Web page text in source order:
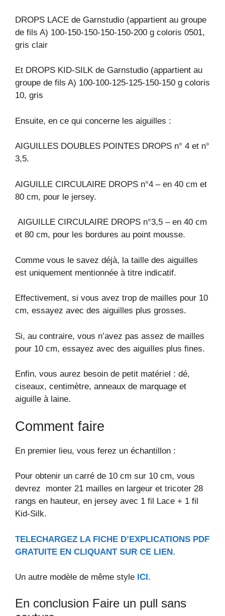
DROPS LACE de Garnstudio (appartient au groupe
de fils A) 100-150-150-150-150-200 g coloris 0501,
gris clair
Et DROPS KID-SILK de Garnstudio (appartient au
groupe de fils A) 100-100-125-125-150-150 g coloris
10, gris
Ensuite, en ce qui concerne les aiguilles :
AIGUILLES DOUBLES POINTES DROPS n° 4 et n°
3,5.
AIGUILLE CIRCULAIRE DROPS n°4 – en 40 cm et
80 cm, pour le jersey.
AIGUILLE CIRCULAIRE DROPS n°3,5 – en 40 cm
et 80 cm, pour les bordures au point mousse.
Comme vous le savez déjà, la taille des aiguilles
est uniquement mentionnée à titre indicatif.
Effectivement, si vous avez trop de mailles pour 10
cm, essayez avec des aiguilles plus grosses.
Si, au contraire, vous n’avez pas assez de mailles
pour 10 cm, essayez avec des aiguilles plus fines.
Enfin, vous aurez besoin de petit matériel : dé,
ciseaux, centimètre, anneaux de marquage et
aiguille à laine.
Comment faire
En premier lieu, vous ferez un échantillon :
Pour obtenir un carré de 10 cm sur 10 cm, vous
devrez monter 21 mailles en largeur et tricoter 28
rangs en hauteur, en jersey avec 1 fil Lace + 1 fil
Kid-Silk.
TELECHARGEZ LA FICHE D’EXPLICATIONS PDF
GRATUITE EN CLIQUANT SUR CE LIEN.
Un autre modèle de même style ICI.
En conclusion Faire un pull sans